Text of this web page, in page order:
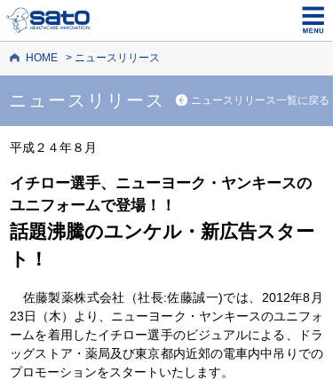
HOME ニュースリリース
ニュースリリース ニュースリリース一覧に戻る
平成２４年８月
イチロー選手、ニューヨーク・ヤンキースの
ユニフォームで登場！！
話題沸騰のユンケル・新広告スター
ト！
佐藤製薬株式会社（社長:佐藤誠一)では、2012年8月
23日（木）より、ニューヨーク・ヤンキースのユニフォ
ームを着用したイチロー選手のビジュアルによる、ドラ
ッグストア・薬局及び東京都内近郊の電車内中吊りでの
プロモーションをスタートいたします。